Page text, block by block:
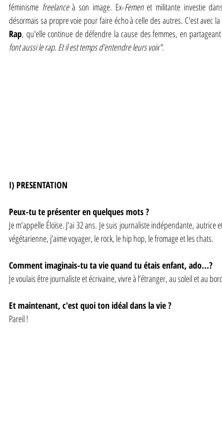
féminisme freelance à son image. Ex-Femen et militante investie
désormais sa propre voie pour faire écho à celle des autres. C'est avec
Rap, qu'elle continue de défendre la cause des femmes, en
font aussi le rap. Et il est temps d’entendre leurs voix".
I) PRESENTATION
Peux-tu te présenter en quelques mots ?
Je m’appelle Éloïse. J’ai 32 ans. Je suis journaliste indépendante, autrice
végétarienne, j’aime voyager, le rock, le hip hop, le fromage et les chats.
Comment imaginais-tu ta vie quand tu étais enfant, ado...?
Je voulais être journaliste et écrivaine, vivre à l’étranger, au soleil et au
Et maintenant, c'est quoi ton idéal dans la vie ?
Pareil !